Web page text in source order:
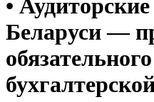
•
Беларуси —